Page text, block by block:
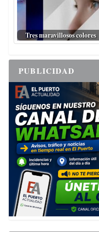
Tres maravillosos colores
PUBLICIDAD